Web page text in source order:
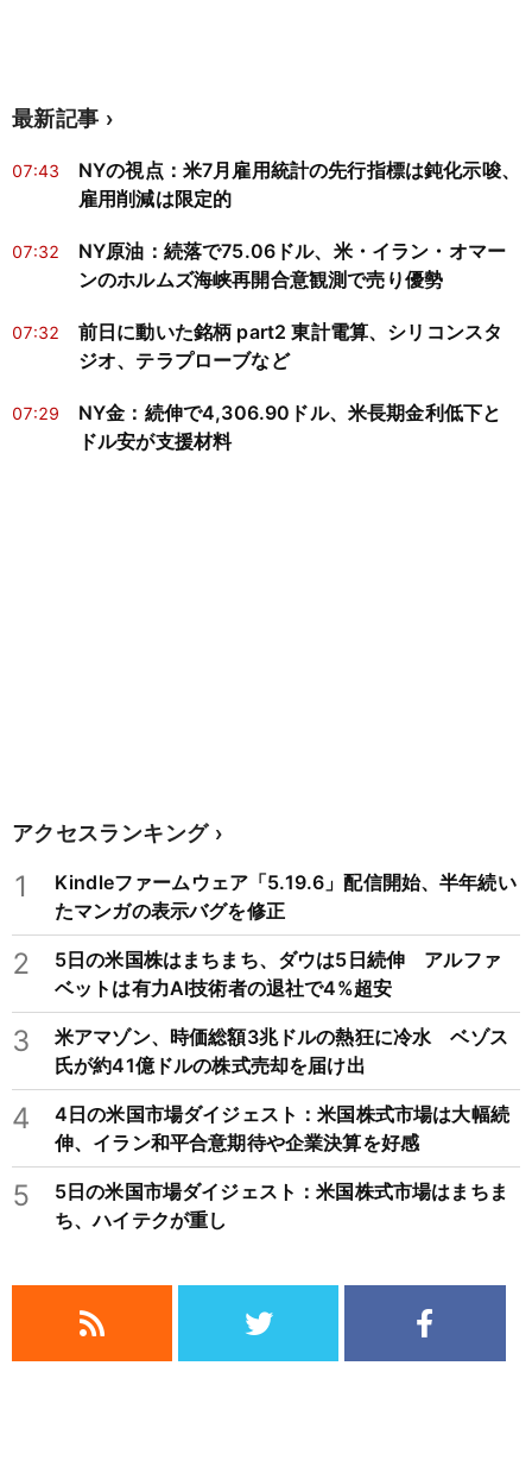
最新記事
07:43
NYの視点：米7月雇用統計の先行指標は鈍化示唆、
雇用削減は限定的
07:32
NY原油：続落で75.06ドル、米・イラン・オマー
ンのホルムズ海峡再開合意観測で売り優勢
07:32
前日に動いた銘柄 part2 東計電算、シリコンスタ
ジオ、テラプローブなど
07:29
NY金：続伸で4,306.90ドル、米長期金利低下と
ドル安が支援材料
アクセスランキング
1
Kindleファームウェア「5.19.6」配信開始、半年続い
たマンガの表示バグを修正
2
5日の米国株はまちまち、ダウは5日続伸 アルファ
ベットは有力AI技術者の退社で4%超安
3
米アマゾン、時価総額3兆ドルの熱狂に冷水 ベゾス
氏が約41億ドルの株式売却を届け出
4
4日の米国市場ダイジェスト：米国株式市場は大幅続
伸、イラン和平合意期待や企業決算を好感
5
5日の米国市場ダイジェスト：米国株式市場はまちま
ち、ハイテクが重し